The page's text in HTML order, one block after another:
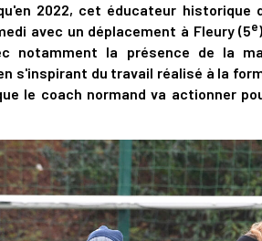
2022, cet éducateur historique
avec un déplacement à Fleury (5e
notamment la présence de la
s'inspirant du travail réalisé à la
le coach normand va actionner